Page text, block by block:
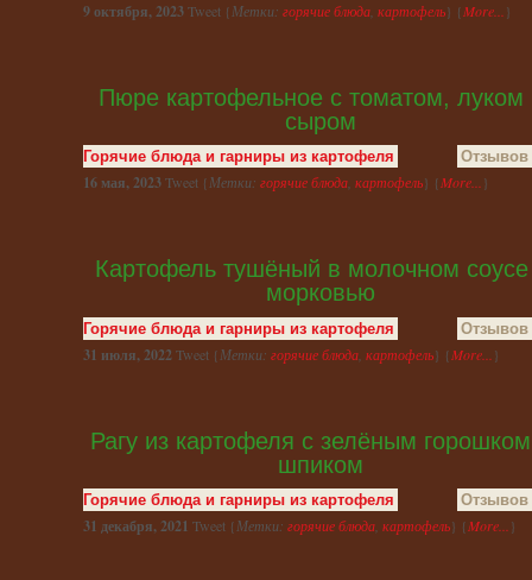
9 октября, 2023Tweet {Метки: горячие блюда картофель} {More... }
Пюре картофельное с томатом, луком
сыром
Горячие блюда и гарниры из картофеля Отзывов
16 мая, 2023Tweet {Метки: горячие блюда, картофель} {More...}
Картофель тушёный в молочном соусе
морковью
Горячие блюда и гарниры из картофеля Отзывов
31 июля, 2022Tweet {Метки: горячие блюда картофель} {More... }
Рагу из картофеля с зелёным
шпиком
Горячие блюда и гарниры из картофеля Отзывов
31 декабря, 2021 Tweet {Метки: горячие блюда картофель} {More... }